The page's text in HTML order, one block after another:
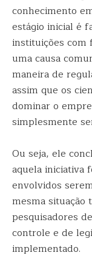
conhecimento
estágio inicial é
instituições com
uma causa
maneira de
assim que os
dominar o
simplesmente
Ou seja, ele
aquela iniciativa
envolvidos
mesma situação
pesquisadores
controle e de
implementado.